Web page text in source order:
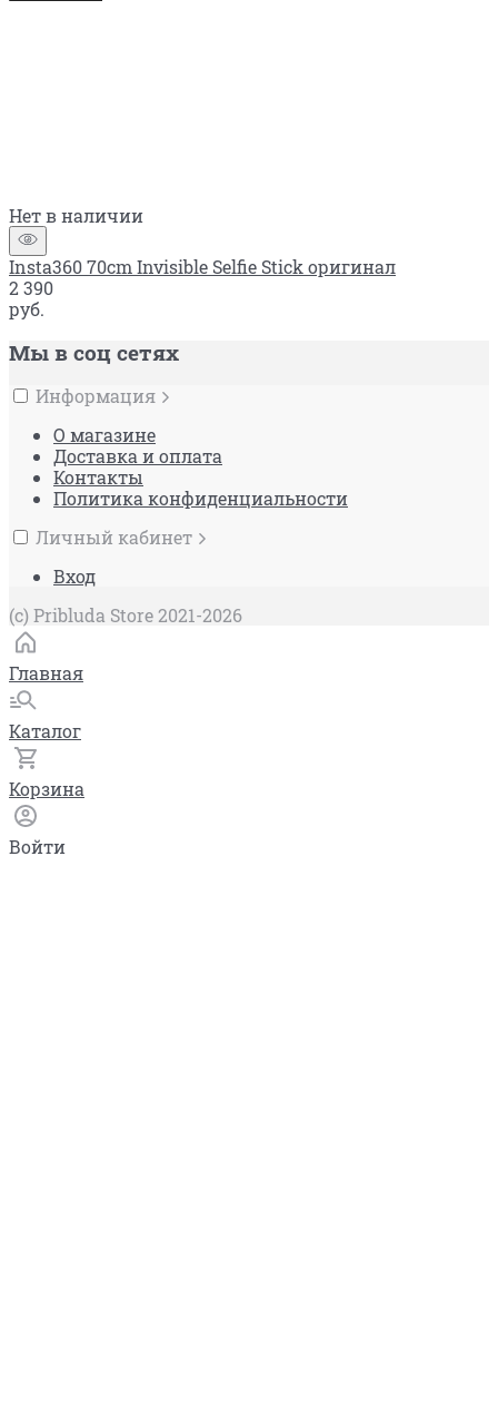
Нет в наличии
Insta360 70cm Invisible Selfie Stick оригинал
2 390
руб.
Мы в соц сетях
Информация
О магазине
Доставка и оплата
Контакты
Политика конфиденциальности
Личный кабинет
Вход
(c) Pribluda Store 2021-2026
Главная
Каталог
Корзина
Войти